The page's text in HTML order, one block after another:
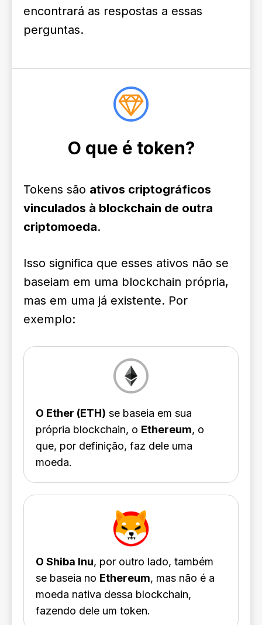
encontrará as respostas a essas
perguntas.
O que é token?
Tokens são ativos criptográficos
vinculados à blockchain de outra
criptomoeda.
Isso significa que esses ativos não se
baseiam em uma blockchain própria,
mas em uma já existente. Por
exemplo:
O Ether (ETH) se baseia em sua
própria blockchain, o Ethereum, o
que, por definição, faz dele uma
moeda.
O Shiba Inu, por outro lado, também
se baseia no Ethereum, mas não é a
moeda nativa dessa blockchain,
fazendo dele um token.